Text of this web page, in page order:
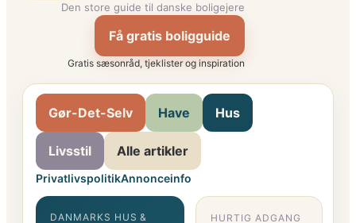
Den store guide til danske boligejere
Få gratis boligguide
Gratis sæsonråd, tjeklister og inspiration
Gør-Det-Selv Have Hus
Livsstil Alle artikler
PrivatlivspolitikAnnonceinfo
DANMARKS HUS &
HURTIG ADGANG